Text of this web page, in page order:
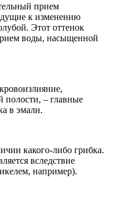
прием
к изменению
Этот оттенок
воды, насыщенной
– главные
в эмали.
какого-либо грибка.
вследствие
например).